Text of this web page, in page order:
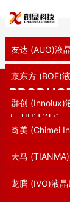
首页 //
产品中心
友达 (AUO)液
京东方 (BOE)
群创 (Innolux)
奇美 (Chimei
天马
龙腾 (IVO)液晶